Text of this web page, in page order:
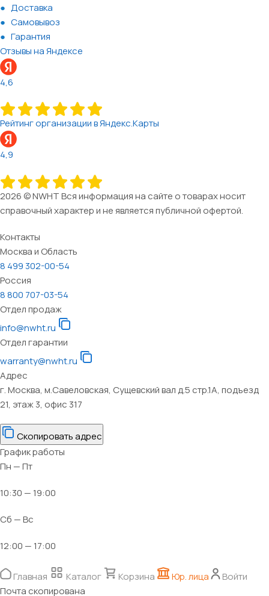
Доставка
Самовывоз
Гарантия
Отзывы на Яндексе
4,6
Рейтинг организации в Яндекс.Карты
4,9
2026 © NWHT Вся информация на сайте о товарах носит
справочный характер и не является публичной офертой.
Контакты
Москва и Область
8 499 302-00-54
Россия
8 800 707-03-54
Отдел продаж
info@nwht.ru
Отдел гарантии
warranty@nwht.ru
Адрес
г. Москва, м.Савеловская, Сущевский вал д.5 стр.1А, подъезд
21, этаж 3, офис 317
Скопировать адрес
График работы
Пн — Пт
10:30 — 19:00
Сб — Вс
12:00 — 17:00
Главная Каталог Корзина Юр. лица
Войти
Почта скопирована